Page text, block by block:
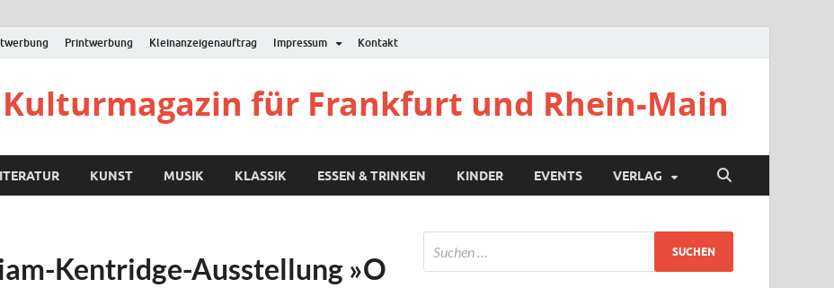
Printwerbung Kleinanzeigenauftrag Impressum Kontakt
Kulturmagazin für Frankfurt und Rhein-Main
KUNST MUSIK KLASSIK ESSEN & TRINKEN KINDER EVENTS VERLAG
Kentridge-Ausstellung »O